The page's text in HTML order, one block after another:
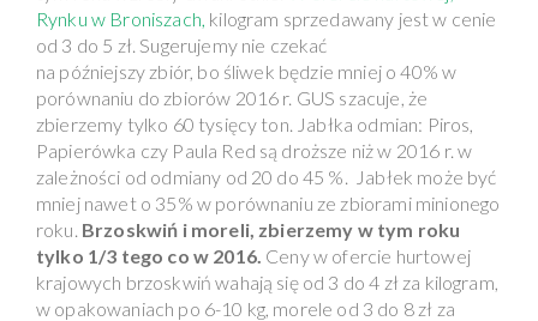
Rynku w Broniszach, kilogram sprzedawany jest w cenie
od 3 do 5 zł. Sugerujemy nie czekać
na późniejszy zbiór, bo śliwek będzie mniej o 40% w
porównaniu do zbiorów 2016 r. GUS szacuje, że
zbierzemy tylko 60 tysięcy ton. Jabłka odmian: Piros,
Papierówka czy Paula Red są droższe niż w 2016 r. w
zależności od odmiany od 20 do 45 %. Jabłek może być
mniej nawet o 35% w porównaniu ze zbiorami minionego
roku. Brzoskwiń i moreli, zbierzemy w tym roku
tylko 1/3 tego co w 2016. Ceny w ofercie hurtowej
krajowych brzoskwiń wahają się od 3 do 4 zł za kilogram,
w opakowaniach po 6-10 kg, morele od 3 do 8 zł za